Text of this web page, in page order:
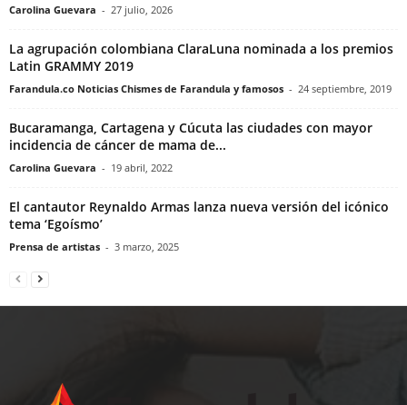
Carolina Guevara - 27 julio, 2026
La agrupación colombiana ClaraLuna nominada a los premios
Latin GRAMMY 2019
Farandula.co Noticias Chismes de Farandula y famosos - 24 septiembre, 2019
Bucaramanga, Cartagena y Cúcuta las ciudades con mayor
incidencia de cáncer de mama de...
Carolina Guevara - 19 abril, 2022
El cantautor Reynaldo Armas lanza nueva versión del icónico
tema ‘Egoísmo’
Prensa de artistas - 3 marzo, 2025